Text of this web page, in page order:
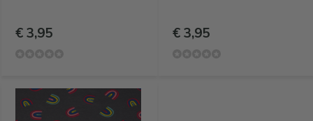
€ 3,95 € 3,95